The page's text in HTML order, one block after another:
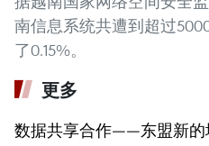
南信息系统共遭到超过
了0.15%。
更多
数据共享合作——东盟新的